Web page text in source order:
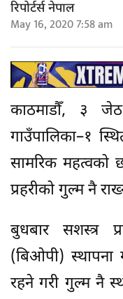
रिपोर्टर्स नेपाल
May 16, 2020 7:58 am
काठमाडौँ, ३
गाउँपालिका–१
सामरिक महत्वको
प्रहरीको गुल्म नै
बुधबार सशस्त्र
(बिओपी) स्थापना
रहने गरी गुल्म नै